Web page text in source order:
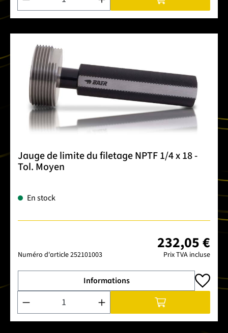
Jauge de limite du filetage NPTF 1/4 x 18 -
Tol. Moyen
En stock
Numéro d'article252101003
232,05 €
Prix TVA incluse
Informations
Quantité de produit : Entrez la quantité souhaitée ou